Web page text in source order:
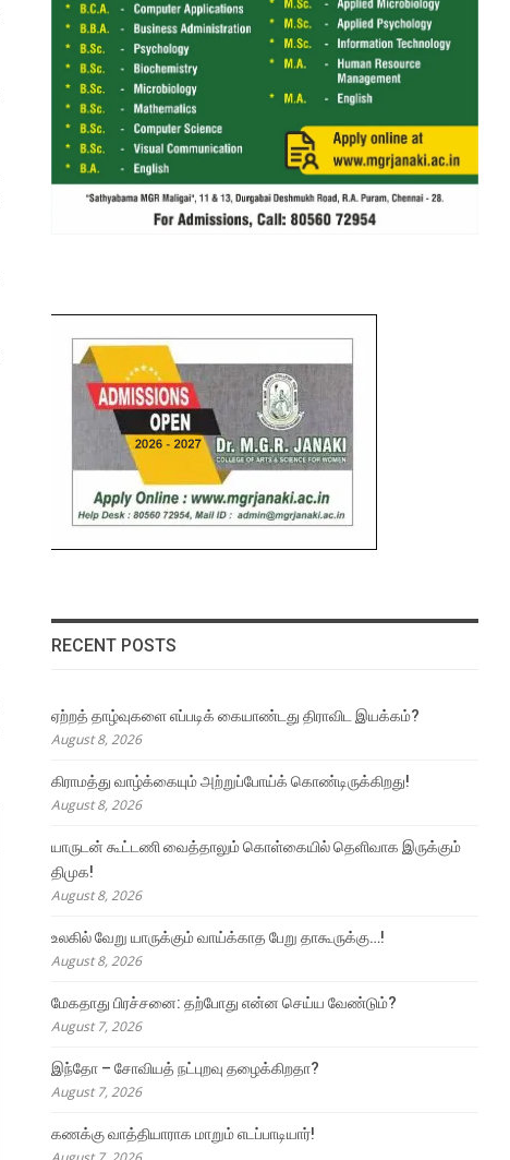
RECENT POSTS
ஏற்றத் தாழ்வுகளை எப்படிக் கையாண்டது திராவிட இயக்கம்?
August 8, 2026
கிராமத்து வாழ்க்கையும் அற்றுப்போய்க் கொண்டிருக்கிறது!
August 8, 2026
யாருடன் கூட்டணி வைத்தாலும் கொள்கையில் தெளிவாக இருக்கும்
திமுக!
August 8, 2026
உலகில் வேறு யாருக்கும் வாய்க்காத பேறு தாகூருக்கு…!
August 8, 2026
மேகதாது பிரச்சனை: தற்போது என்ன செய்ய வேண்டும்?
August 7, 2026
இந்தோ – சோவியத் நட்புறவு தழைக்கிறதா?
August 7, 2026
கணக்கு வாத்தியாராக மாறும் எடப்பாடியார்!